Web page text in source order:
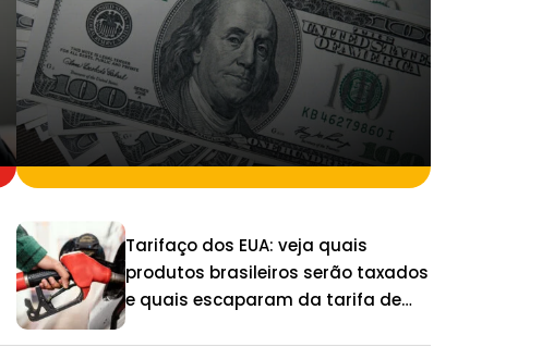
Tarifaço dos EUA: veja quais
produtos brasileiros serão taxados
e quais escaparam da tarifa de